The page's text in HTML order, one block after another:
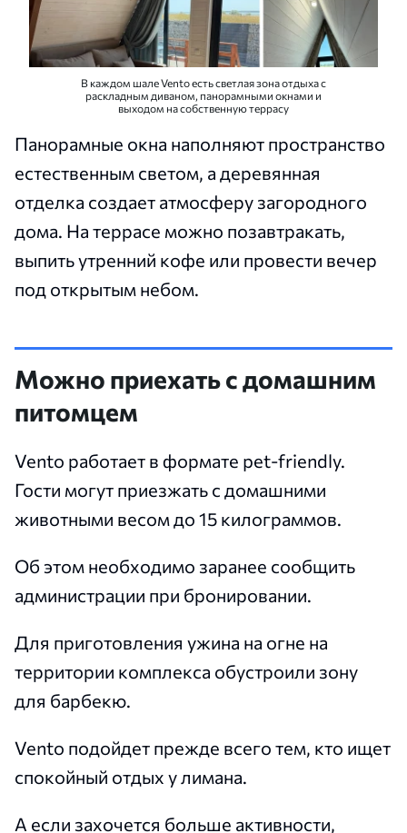
В каждом шале Vento есть светлая зона отдыха с
раскладным диваном, панорамными окнами и
выходом на собственную террасу
Панорамные окна наполняют пространство
естественным светом, а деревянная
отделка создает атмосферу загородного
дома. На террасе можно позавтракать,
выпить утренний кофе или провести вечер
под открытым небом.
Можно приехать с домашним
питомцем
Vento работает в формате pet-friendly.
Гости могут приезжать с домашними
животными весом до 15 килограммов.
Об этом необходимо заранее сообщить
администрации при бронировании.
Для приготовления ужина на огне на
территории комплекса обустроили зону
для барбекю.
Vento подойдет прежде всего тем, кто ищет
спокойный отдых у лимана.
А если захочется больше активности,